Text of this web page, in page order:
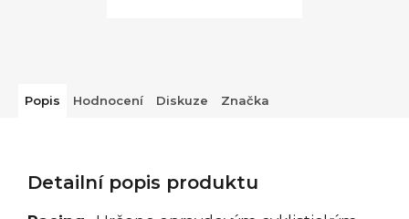
Popis Hodnocení Diskuze Značka
Detailní popis produktu